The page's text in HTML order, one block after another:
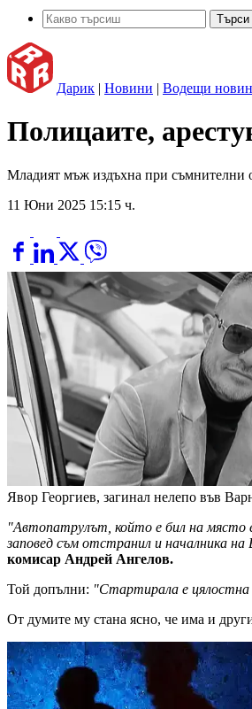
Дарик | Новини | Водещи
Полицаите,
Младият мъж издъхна при съмнителни
11 Юни 2025 15:15 ч.
Явор Георгиев, загинал нелепо във
"Автопатрулът, който е бил на място
заповед съм отстранил и началника
комисар Андрей Ангелов.
Той допълни: "Стартирала е цялостна
От думите му стана ясно, че има и